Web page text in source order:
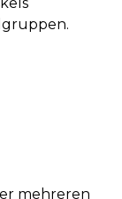
mehreren